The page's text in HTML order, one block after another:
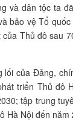
và dân tộc ta
bảo vệ Tổ
Thủ đô sau
lối của Đảng,
triển Thủ đô
tập trung
Hà Nội đến